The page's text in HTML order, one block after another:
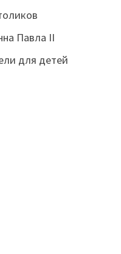
Павла II
для детей